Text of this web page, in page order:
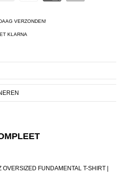
VERZONDEN!
KLARNA
OVERSIZED FUNDAMENTAL T-SHIRT |